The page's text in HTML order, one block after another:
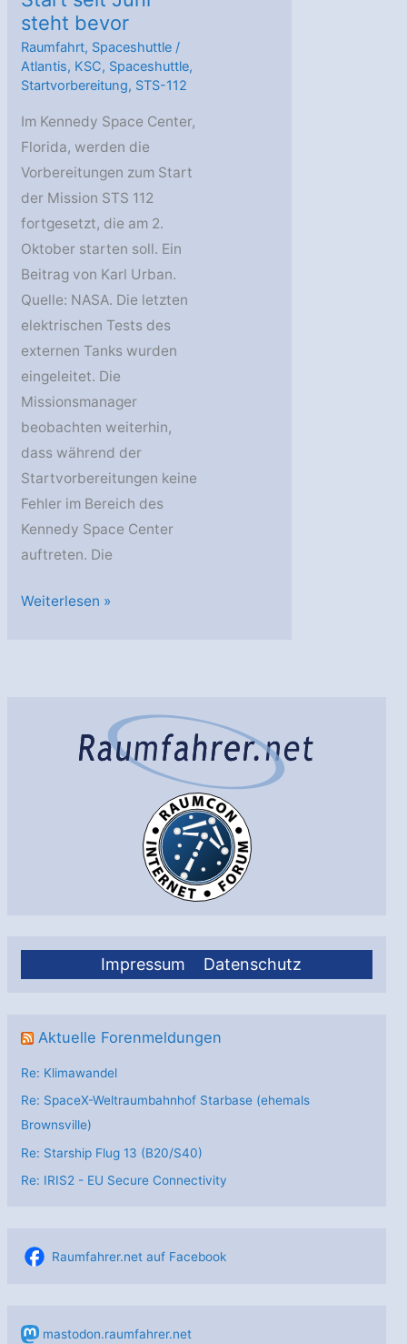
Impressum Datenschutz
Aktuelle Forenmeldungen
Re: Klimawandel
Re: SpaceX-Weltraumbahnhof Starbase (ehemals
Brownsville)
Re: Starship Flug 13 (B20/S40)
Re: IRIS2 - EU Secure Connectivity
Raumfahrer.net auf Facebook
mastodon.raumfahrer.net
steht bevor
Raumfahrt, Spaceshuttle /
Atlantis, KSC, Spaceshuttle,
Startvorbereitung, STS-112
Im Kennedy Space Center,
Florida, werden die
Vorbereitungen zum Start
der Mission STS 112
fortgesetzt, die am 2.
Oktober starten soll. Ein
Beitrag von Karl Urban.
Quelle: NASA. Die letzten
elektrischen Tests des
externen Tanks wurden
eingeleitet. Die
Missionsmanager
beobachten weiterhin,
dass während der
Startvorbereitungen keine
Fehler im Bereich des
Kennedy Space Center
auftreten. Die
Atlantis:
Weiterlesen »